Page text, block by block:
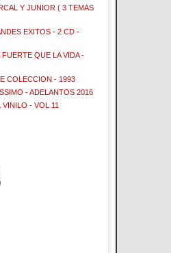
Y JUNIOR ( 3 TEMAS
EXITOS - 2 CD -
FUERTE QUE LA VIDA -
COLECCION - 1993
- ADELANTOS 2016
VINILO - VOL 11